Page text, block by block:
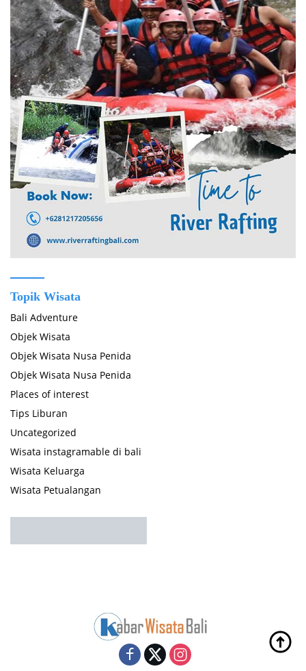
Topik Wisata
Bali Adventure
Objek Wisata
Objek Wisata Nusa Penida
Objek Wisata Nusa Penida
Places of interest
Tips Liburan
Uncategorized
Wisata instagramable di bali
Wisata Keluarga
Wisata Petualangan